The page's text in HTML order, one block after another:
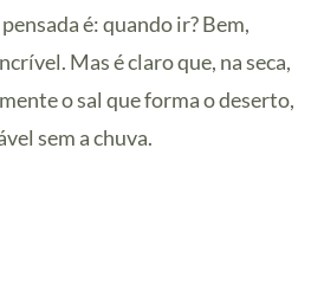
é: quando ir? Bem,
Mas é claro que, na seca,
o sal que forma o deserto,
sem a chuva.